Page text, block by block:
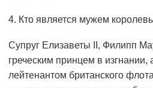
4. Кто является мужем королевы
Супруг Елизаветы II, Филипп
греческим принцем в изгнании,
лейтенантом британского